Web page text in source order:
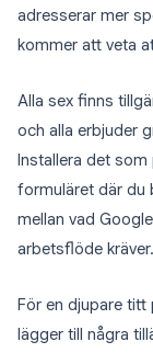
adresserar mer
kommer att veta
Alla sex finns
och alla erbjuder
Installera det
formuläret där du
mellan vad
arbetsflöde kräver.
För en djupare titt
lägger till några